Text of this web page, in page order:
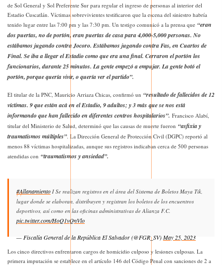
de Sol General y Sol Preferente Sur para regular el ingreso de personas al interior del
Estadio Cuscatlán. Víctimas sobrevivientes testificaron que la escena del siniestro habría
tenido lugar entre las 7:00 pm y las 7:30 pm. Un testigo comunicó a la prensa que “eran
dos puertas, no de portón, eran puertas de casa para 4,000-5,000 personas. No
estábamos jugando contra Jocoro. Estábamos jugando contra Fas, en Cuartos de
Final. Se iba a llegar el Estadio como que era una final. Cerraron el portón los
funcionarios, durante 25 minutos. La gente empezó a empujar. La gente botó el
portón, porque quería vivir, o quería ver el partido”.
El titular de la PNC, Mauricio Arriaza Chicas, confirmó un “resultado de fallecidos de 12
víctimas. 9 que están acá en el Estadio, 9 adultos; y 3 más que se nos está
informando que han fallecido en diferentes centros hospitalarios”. Francisco Alabí,
titular del Ministerio de Salud, determinó que las causas de muerte fueron “asfixia y
traumatismos múltiples”. La Dirección General de Protección Civil (DGPC) reportó al
menos 88 víctimas hospitalizadas, aunque sus registros indicaban cerca de 500 personas
atendidas con “traumatismos y ansiedad”.
#Allanamiento I Se realizan registros en el área del Sistema de Boletos Maya Tik,
lugar donde se elaboran, distribuyen y registran los boletos de los encuentros
deportivos, así como en las oficinas administrativas de Alianza F.C.
pic.twitter.com/HoQ1vQnVlo
— Fiscalía General de la República El Salvador (@FGR_SV)May 25, 2023
Los cinco directivos enfrentaron cargos de homicidio culposo y lesiones culposas. La
primera imputación se establece en el artículo 146 del Código Penal con sanciones de 2 a